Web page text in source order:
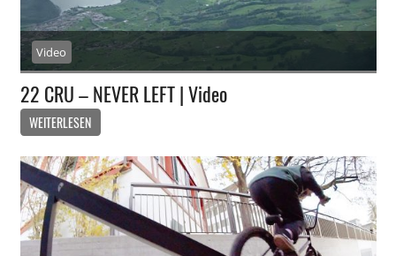
Video
22 CRU – NEVER LEFT | Video
WEITERLESEN